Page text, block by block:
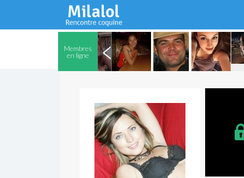
Membres
en ligne